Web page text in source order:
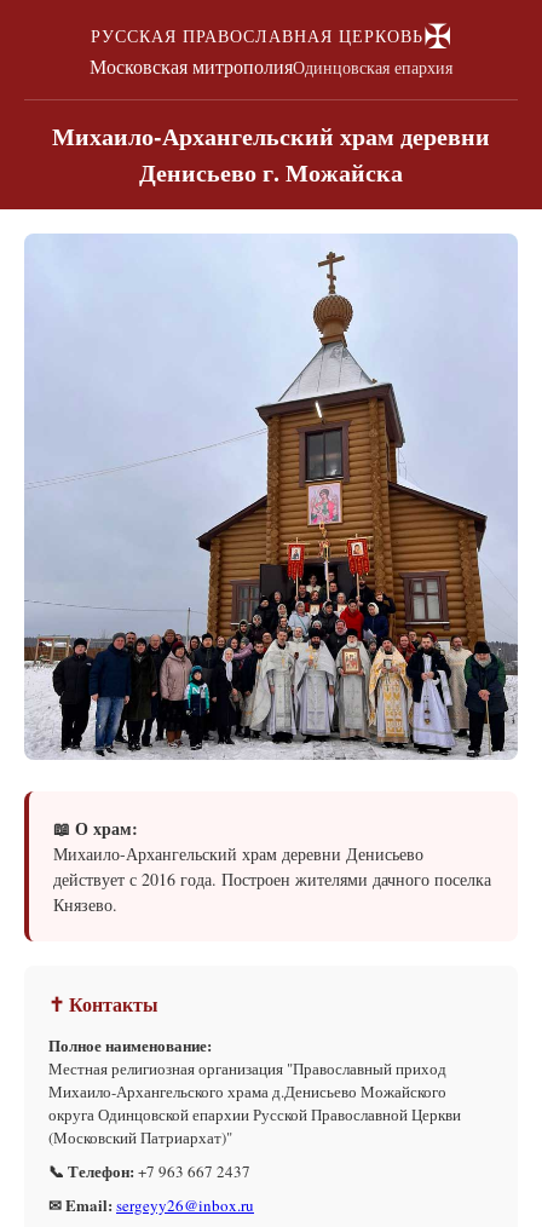
РУССКАЯ ПРАВОСЛАВНАЯ ЦЕРКОВЬ✠
Московская митрополияОдинцовская епархия
Михаило-Архангельский храм деревни
Денисьево г. Можайска
📖 О храм:
Михаило-Архангельский храм деревни Денисьево
действует с 2016 года. Построен жителями дачного поселка
Князево.
✝ Контакты
Полное наименование:
Местная религиозная организация "Православный приход
Михаило-Архангельского храма д.Денисьево Можайского
округа Одинцовской епархии Русской Православной Церкви
(Московский Патриархат)"
📞 Телефон: +7 963 667 2437
✉ Email: sergeyy26@inbox.ru